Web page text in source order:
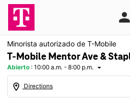
Minorista autorizado de T-Mobile
T-Mobile Mentor Ave &
Abierto : 10:00 a.m. - 8:00 p.m. arrow_drop_down
location_on Directions